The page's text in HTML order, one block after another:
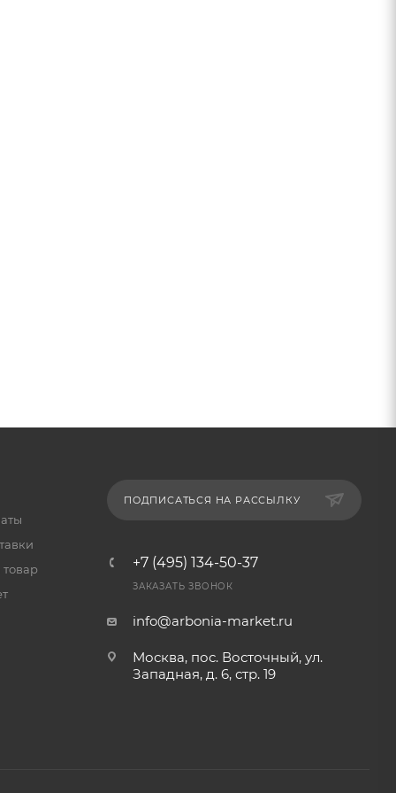
товар
ПОДПИСАТЬСЯ НА РАССЫЛКУ
+7 (495) 134-50-37
ЗАКАЗАТЬ ЗВОНОК
info@arbonia-market.ru
Москва, пос. Восточный, ул.
Западная, д. 6, стр. 19